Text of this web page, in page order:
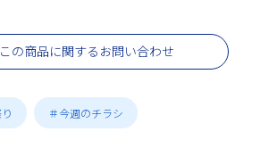
この商品に関するお問い合わせ
＃今週のチラシ